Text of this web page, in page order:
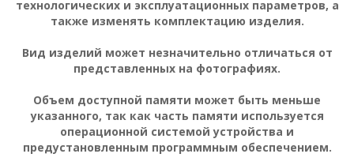
:
технологических и эксплуатационных параметров, а
также изменять комплектацию изделия.
Вид изделий может незначительно отличаться от
представленных на фотографиях.
Объем доступной памяти может быть меньше
указанного, так как часть памяти используется
операционной системой устройства и
предустановленным программным обеспечением.